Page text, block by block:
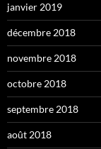
janvier 2019
décembre 2018
novembre 2018
octobre 2018
septembre 2018
août 2018